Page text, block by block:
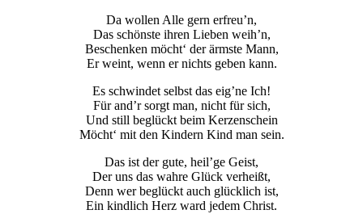
Da wollen Alle gern erfreu’n,
Das schönste ihren Lieben weih’n,
Beschenken möcht‘ der ärmste Mann,
Er weint, wenn er nichts geben kann.
Es schwindet selbst das eig’ne Ich!
Für and’r sorgt man, nicht für sich,
Und still beglückt beim Kerzenschein
Möcht‘ mit den Kindern Kind man sein.
Das ist der gute, heil’ge Geist,
Der uns das wahre Glück verheißt,
Denn wer beglückt auch glücklich ist,
Ein kindlich Herz ward jedem Christ.